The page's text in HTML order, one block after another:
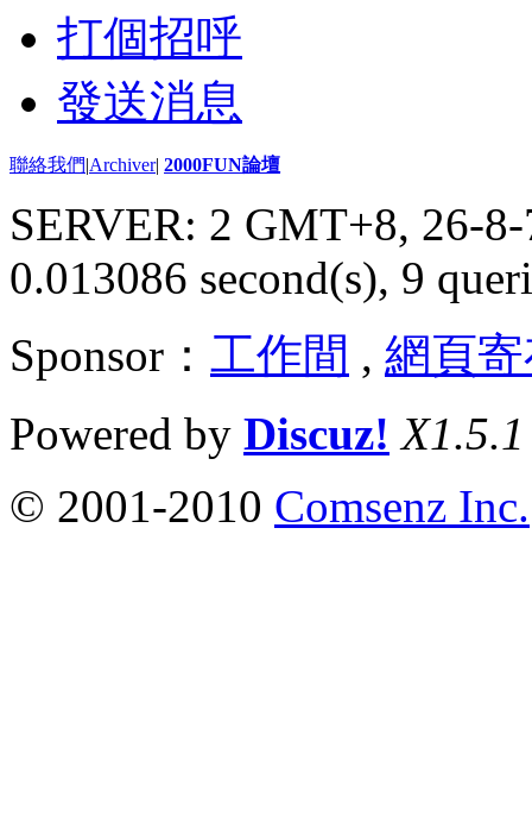
打個招呼
發送消息
聯絡我們|Archiver| 2000FUN論壇
SERVER: 2 GMT+8, 26-
0.013086 second(s), 9
Sponsor： 工作間 , 網頁
Powered by Discuz! X1.5.1
© 2001-2010 Comsenz Inc.